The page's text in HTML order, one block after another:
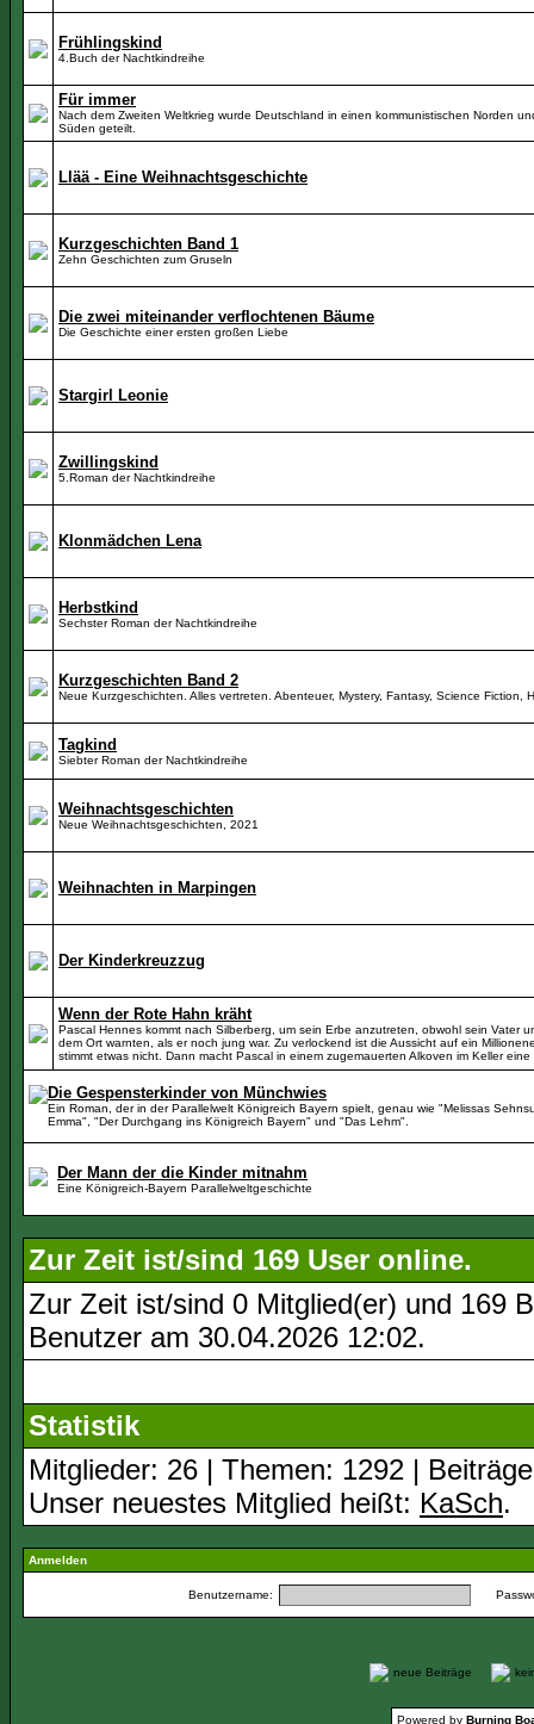
Frühlingskind
4.Buch der Nachtkindreihe
Für immer
Nach dem Zweiten Weltkrieg wurde Deutschland in einen kommunistischen Norden
Süden geteilt.
Llää - Eine Weihnachtsgeschichte
Kurzgeschichten Band 1
Zehn Geschichten zum Gruseln
Die zwei miteinander verflochtenen Bäume
Die Geschichte einer ersten großen Liebe
Stargirl Leonie
Zwillingskind
5.Roman der Nachtkindreihe
Klonmädchen Lena
Herbstkind
Sechster Roman der Nachtkindreihe
Kurzgeschichten Band 2
Neue Kurzgeschichten. Alles vertreten. Abenteuer, Mystery, Fantasy, Science Fiction,
Tagkind
Siebter Roman der Nachtkindreihe
Weihnachtsgeschichten
Neue Weihnachtsgeschichten, 2021
Weihnachten in Marpingen
Der Kinderkreuzzug
Wenn der Rote Hahn kräht
Pascal Hennes kommt nach Silberberg, um sein Erbe anzutreten, obwohl sein Vater
dem Ort warnten, als er noch jung war. Zu verlockend ist die Aussicht auf ein
stimmt etwas nicht. Dann macht Pascal in einem zugemauerten Alkoven im Keller
Die Gespensterkinder von Münchwies
Ein Roman, der in der Parallelwelt Königreich Bayern spielt, genau wie "Melissas
Emma", "Der Durchgang ins Königreich Bayern" und "Das Lehm".
Der Mann der die Kinder mitnahm
Eine Königreich-Bayern Parallelweltgeschichte
Zur Zeit ist/sind 169 User online.
Zur Zeit ist/sind 0 Mitglied(er) und 169
Benutzer am 30.04.2026 12:02.
Statistik
Mitglieder: 26 | Themen: 1292 |
Unser neuestes Mitglied heißt: KaSch.
Anmelden
Benutzername:
neue Beiträge
Powered by Burning